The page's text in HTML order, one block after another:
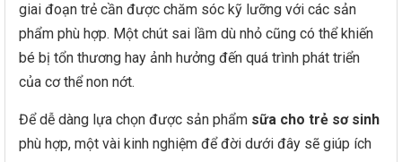
giai đoạn trẻ cần được chăm sóc kỹ lưỡng với các sản
phẩm phù hợp. Một chút sai lầm dù nhỏ cũng có thể khiến
bé bị tổn thương hay ảnh hưởng đến quá trình phát triển
của cơ thể non nớt.
Để dễ dàng lựa chọn được sản phẩm sữa cho trẻ sơ sinh
phù hợp, một vài kinh nghiệm để đời dưới đây sẽ giúp ích